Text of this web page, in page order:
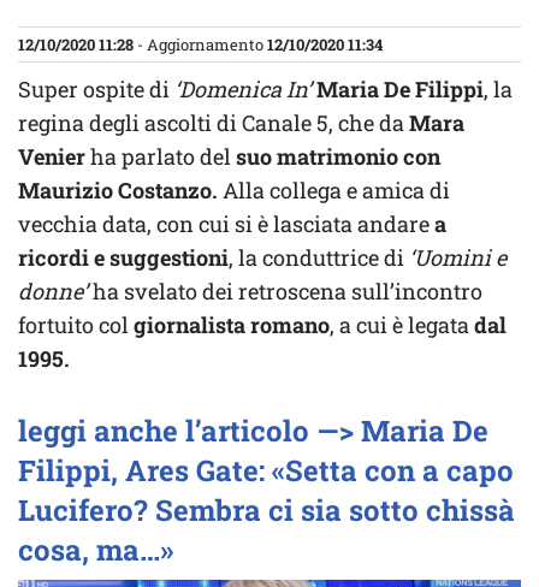
12/10/2020 11:28 - Aggiornamento12/10/2020 11:34
Super ospite di ‘Domenica In’Maria De Filippi, la
regina degli ascolti di Canale 5, che daMara
Venierha parlato delsuo matrimonio con
Maurizio Costanzo. Alla collega e amica di
vecchia data, con cui si è lasciata andarea
ricordi e suggestioni, la conduttrice di ‘Uomini e
donne’ha svelato dei retroscena sull’incontro
fortuito colgiornalista romano, a cui è legatadal
1995.
leggi anche l’articolo —> Maria De
Filippi, Ares Gate: «Setta con a capo
Lucifero? Sembra ci sia sotto chissà
cosa, ma…»